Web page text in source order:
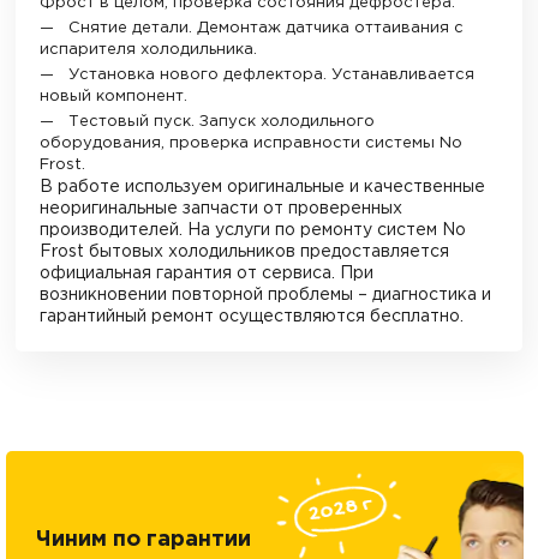
Фрост в целом, проверка состояния дефростера.
Снятие детали. Демонтаж датчика оттаивания с
испарителя холодильника.
Установка нового дефлектора. Устанавливается
новый компонент.
Тестовый пуск. Запуск холодильного
оборудования, проверка исправности системы No
Frost.
В работе используем оригинальные и качественные
неоригинальные запчасти от проверенных
производителей. На услуги по ремонту систем No
Frost бытовых холодильников предоставляется
официальная гарантия от сервиса. При
возникновении повторной проблемы – диагностика и
гарантийный ремонт осуществляются бесплатно.
Чиним по гарантии